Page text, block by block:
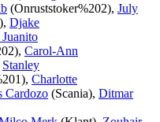
(Onruststoker%202), July
Djake
Carol-Ann
Stanley
Charlotte
Cardozo (Scania), Ditmar